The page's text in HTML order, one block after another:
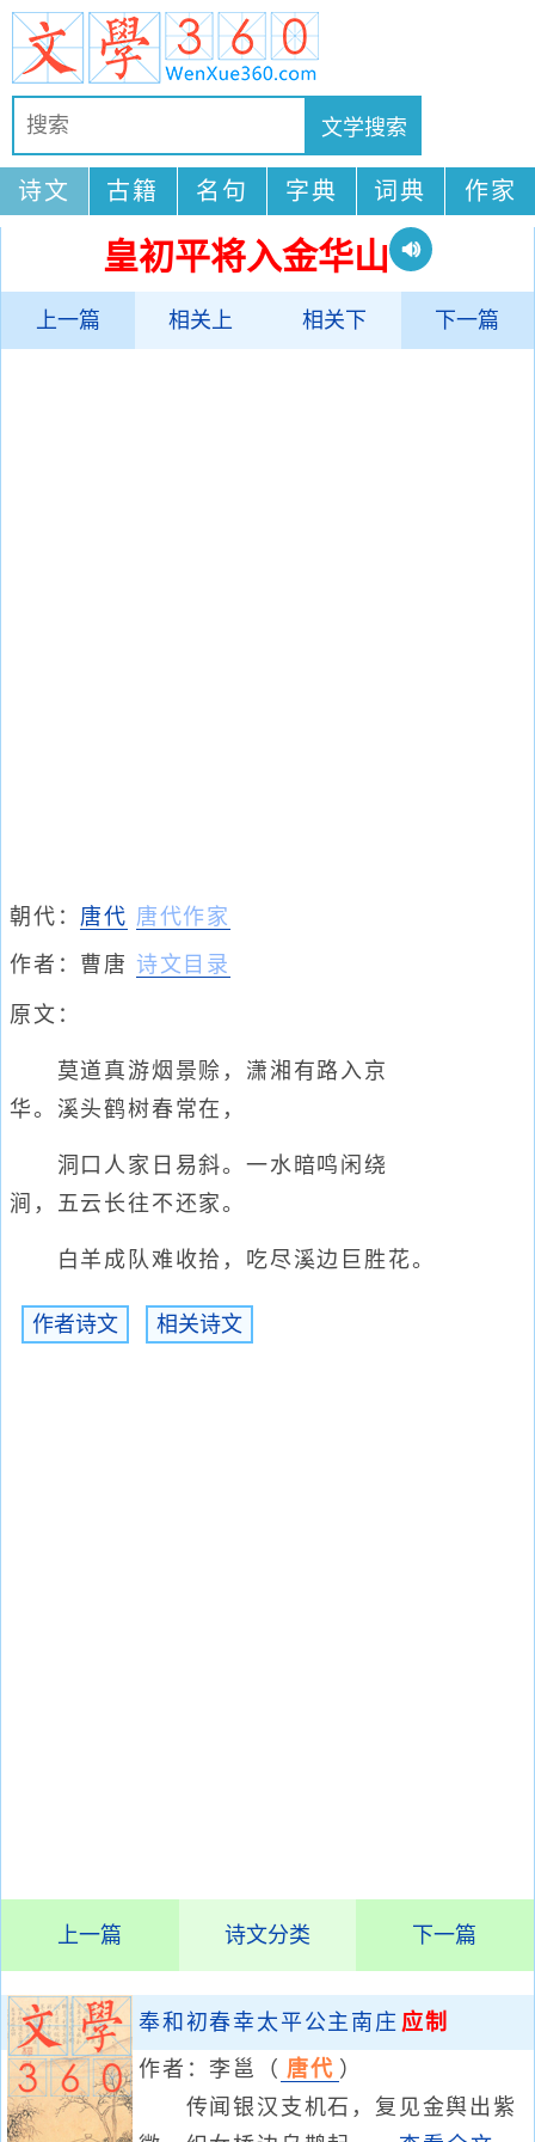
诗文 古籍 名句 字典 词典 作家
皇初平将入金华山
上一篇 相关上 相关下 下一篇
朝代： 唐代 唐代作家
作者： 曹唐 诗文目录
原文：
莫道真游烟景赊，潇湘有路入京
华。溪头鹤树春常在，
洞口人家日易斜。一水暗鸣闲绕
涧，五云长往不还家。
白羊成队难收拾，吃尽溪边巨胜花。
作者诗文 相关诗文
上一篇 诗文分类 下一篇
奉和初春幸太平公主南庄 应制
作者： 李邕 （ 唐代 ）
传闻银汉支机石，复见金舆出紫